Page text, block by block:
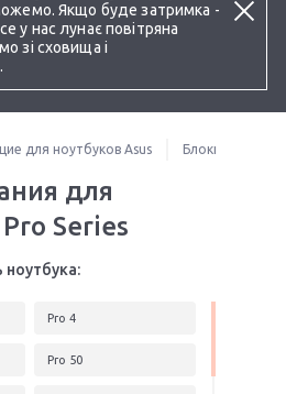
Якщо буде затримка -
у нас лунає повітряна
зі сховища і
для ноутбуков Asus Блоки питания
для
Series
Pro 4
Pro 50